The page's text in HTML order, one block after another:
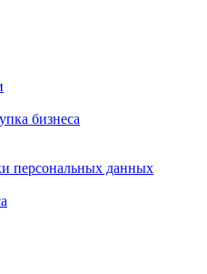
бизнеса
персональных данных